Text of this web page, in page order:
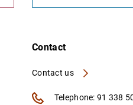
Contact
Contact us
Telephone: 91 338